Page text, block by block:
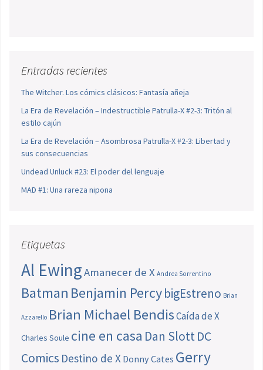
Entradas recientes
The Witcher. Los cómics clásicos: Fantasía añeja
La Era de Revelación – Indestructible Patrulla-X #2-3: Tritón al
estilo cajún
La Era de Revelación – Asombrosa Patrulla-X #2-3: Libertad y
sus consecuencias
Undead Unluck #23: El poder del lenguaje
MAD #1: Una rareza nipona
Etiquetas
Al EwingAmanecer de X Andrea Sorrentino
Batman Benjamin PercybigEstreno Brian
Azzarello Brian Michael BendisCaída de X
Charles Soule cine en casa Dan SlottDC
Comics Destino de X Donny Cates Gerry